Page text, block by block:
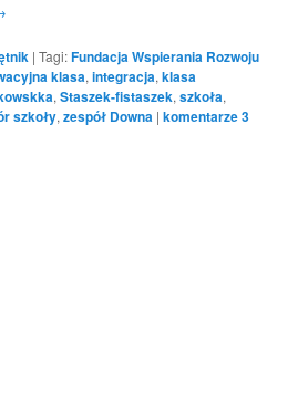
|Tagi:Fundacja Wspierania Rozwoju
klasa,integracja,klasa
,Staszek-fistaszek,szkoła,
szkoły,zespół Downa |komentarze3